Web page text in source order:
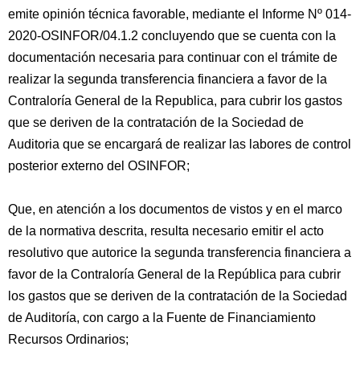
emite opinión técnica favorable, mediante el Informe Nº 014-
2020-OSINFOR/04.1.2 concluyendo que se cuenta con la
documentación necesaria para continuar con el trámite de
realizar la segunda transferencia financiera a favor de la
Contraloría General de la Republica, para cubrir los gastos
que se deriven de la contratación de la Sociedad de
Auditoria que se encargará de realizar las labores de control
posterior externo del OSINFOR;
Que, en atención a los documentos de vistos y en el marco
de la normativa descrita, resulta necesario emitir el acto
resolutivo que autorice la segunda transferencia financiera a
favor de la Contraloría General de la República para cubrir
los gastos que se deriven de la contratación de la Sociedad
de Auditoría, con cargo a la Fuente de Financiamiento
Recursos Ordinarios;